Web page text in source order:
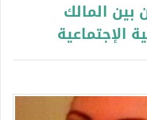
المالك
الإجتماعية